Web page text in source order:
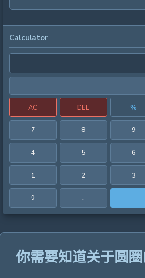
Calculator
AC DEL %
7 8 9
4 5 6
1 2 3
0 .
你需要知道关于圆